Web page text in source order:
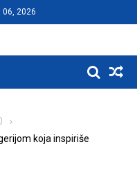
06, 2026
koja inspiriše